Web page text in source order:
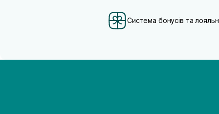
Система бонусів та